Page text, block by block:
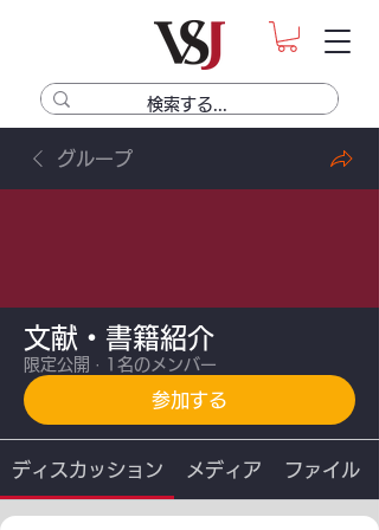
グループ
文献・書籍紹介
限定公開 · 1名のメンバー
参加する
ディスカッション メディア ファイル